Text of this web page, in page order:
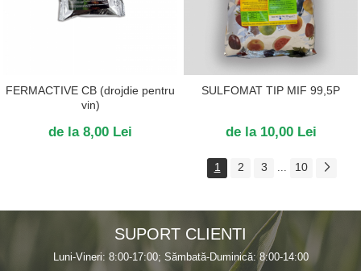
FERMACTIVE CB (drojdie pentru
vin)
de la 8,00 Lei
SULFOMAT TIP MIF 99,5P
de la 10,00 Lei
1 2 3 ... 10
SUPORT CLIENTI
Luni-Vineri: 8:00-17:00; Sămbată-Duminică: 8:00-14:00